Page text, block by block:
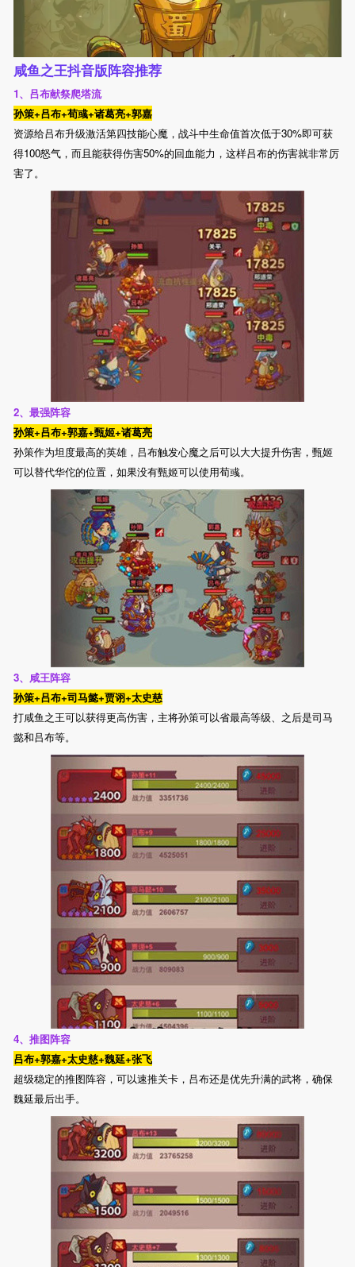
咸鱼之王抖音版阵容推荐
1、吕布献祭爬塔流
孙策+吕布+荀彧+诸葛亮+郭嘉
资源给吕布升级激活第四技能心魔，战斗中生命值首次低于30%即可获
得100怒气，而且能获得伤害50%的回血能力，这样吕布的伤害就非常厉
害了。
2、最强阵容
孙策+吕布+郭嘉+甄姬+诸葛亮
孙策作为坦度最高的英雄，吕布触发心魔之后可以大大提升伤害，甄姬
可以替代华佗的位置，如果没有甄姬可以使用荀彧。
3、咸王阵容
孙策+吕布+司马懿+贾诩+太史慈
打咸鱼之王可以获得更高伤害，主将孙策可以省最高等级、之后是司马
懿和吕布等。
4、推图阵容
吕布+郭嘉+太史慈+魏延+张飞
超级稳定的推图阵容，可以速推关卡，吕布还是优先升满的武将，确保
魏延最后出手。